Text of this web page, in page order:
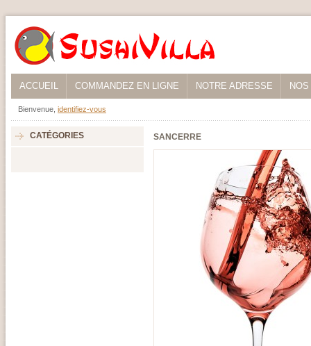
ACCUEIL COMMANDEZ EN LIGNE NOTRE ADRESSE
Bienvenue, identifiez-vous
CATÉGORIES SANCERRE